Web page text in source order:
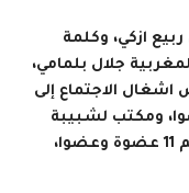
ربيع ازكي، وكلمة
جلال بلمامي،
الاجتماع إلى
33 عضوة وعضوا، ومكتب لشبيبة
الجامعة الوطنية للتعليم بمراكش يضم 11 عضوة وعضوا،